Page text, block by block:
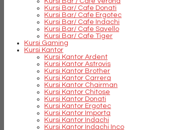
Kursi Bar/ Cafe Donati
Kursi Bar/ Cafe Ergotec
Kursi Bar/ Cafe Indachi
Kursi Bar/ Cafe Savello
Kursi Bar/ Cafe Tiger
Kursi Gaming
Kursi Kantor
Kursi Kantor Ardent
Kursi Kantor Astrovis
Kursi Kantor Brother
Kursi Kantor Carrera
Kursi Kantor Chairman
Kursi Kantor Chitose
Kursi Kantor Donati
Kursi Kantor Ergotec
Kursi Kantor Importa
Kursi Kantor Indachi
Kursi Kantor Indachi Inco